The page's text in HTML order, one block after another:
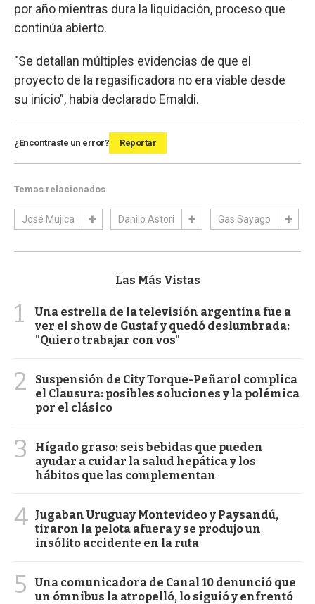
por año mientras dura la liquidación, proceso que
continúa abierto.
"Se detallan múltiples evidencias de que el
proyecto de la regasificadora no era viable desde
su inicio”, había declarado Emaldi.
¿Encontraste un error? Reportar
Temas relacionados
José Mujica Danilo Astori Gas Sayago
Las Más Vistas
1
Una estrella de la televisión argentina fue a
ver el show de Gustaf y quedó deslumbrada:
"Quiero trabajar con vos"
2
Suspensión de City Torque-Peñarol complica
el Clausura: posibles soluciones y la polémica
por el clásico
3
Hígado graso: seis bebidas que pueden
ayudar a cuidar la salud hepática y los
hábitos que las complementan
4 Jugaban Uruguay Montevideo y Paysandú,
tiraron la pelota afuera y se produjo un
insólito accidente en la ruta
5
Una comunicadora de Canal 10 denunció que
un ómnibus la atropelló, lo siguió y enfrentó